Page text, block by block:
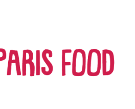
principal